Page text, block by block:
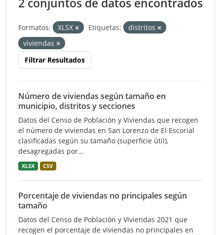
Formatos: XLSX Etiquetas:
distritos
viviendas
Filtrar Resultados
Número de viviendas según tamaño en
municipio, distritos y secciones
Datos del Censo de Población y Viviendas que recogen
el número de viviendas en San Lorenzo de El Escorial
clasificadas según su tamaño (superficie útil),
desagregadas por...
XLSX CSV
Porcentaje de viviendas no principales según
tamaño
Datos del Censo de Población y Viviendas 2021 que
recogen el porcentaje de viviendas no principales en